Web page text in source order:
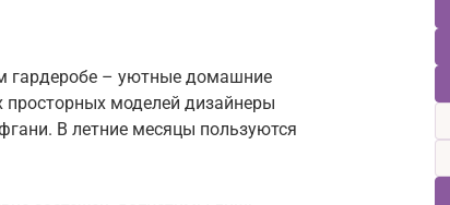
гардеробе – уютные домашние
просторных моделей дизайнеры
В летние месяцы пользуются